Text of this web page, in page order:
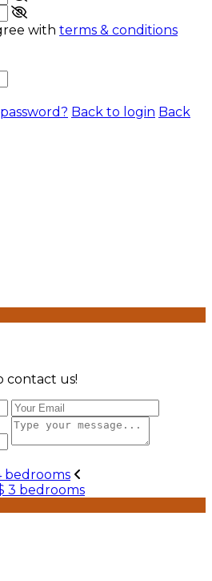
with terms & conditions
Back to login Back
contact us!
bedrooms
3 bedrooms